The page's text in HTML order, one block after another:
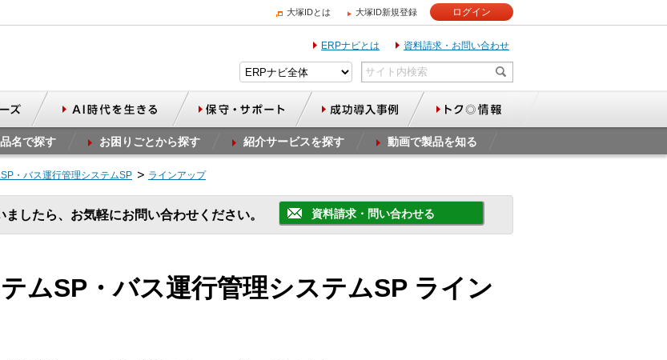
大塚IDとは 大塚ID新規登録 ログイン
ERPナビとは 資料請求・お問い合わせ
名で探す お困りごとから探す 紹介サービスを探す 動画で製品を知る
・バス運行管理システムSP ラインアップ
したら、お気軽にお問い合わせください。 資料請求・問い合わせる
ムSP・バス運行管理システムSP ライン